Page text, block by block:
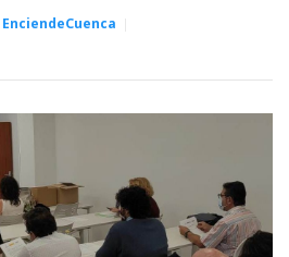
EnciendeCuenca